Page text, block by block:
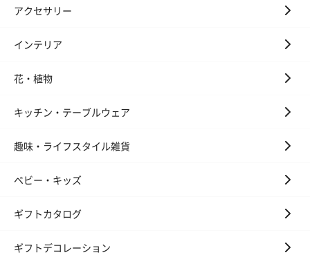
ハンドクリーム3本セッ
シャワージェ
ッシュローズ
リラックスグッズ
アクセサリー
インテリア
花・植物
キッチン・テーブルウェア
趣味・ライフスタイル雑貨
ベビー・キッズ
ギフトカタログ
ギフトデコレーション